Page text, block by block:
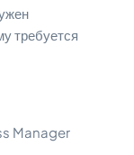
требуется
Manager